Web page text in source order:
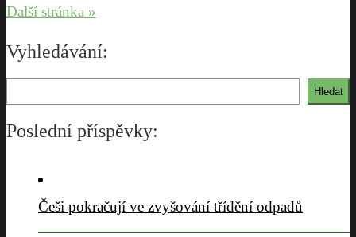
Další stránka »
Vyhledávání:
Hledat
Poslední příspěvky:
Češi pokračují ve zvyšování třídění odpadů